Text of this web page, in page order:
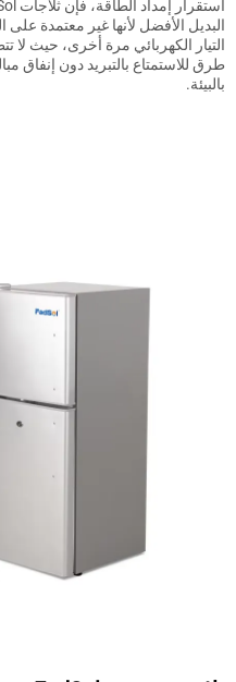
البديل الأفضل لأنها غير معتمدة
التيار الكهربائي مرة أخرى، حيث لا
طرق للاستمتاع بالتبريد دون إنفاق
بالبيئة.